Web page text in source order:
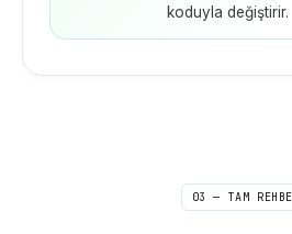
koduyla değiştirir.
03 — TAM